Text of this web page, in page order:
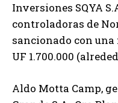
Inversiones SQYA
controladoras de
sancionado con
UF 1.700.000
Aldo Motta Camp,